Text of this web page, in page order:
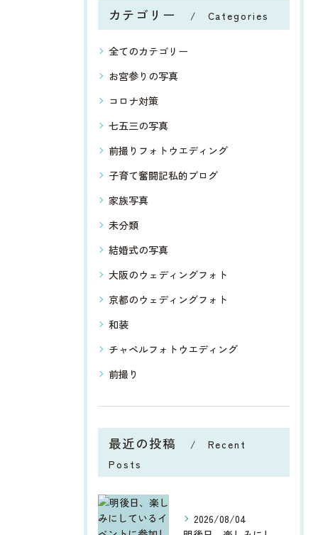
カテゴリー Categories
全てのカテゴリー
お宮参りの写真
コロナ対策
七五三の写真
前撮りフォトウエディング
子育て奮闘記私的ブログ
家族写真
未分類
結婚式の写真
大阪のウェディングフォト
京都のウェディングフォト
和装
チャペルフォトウエディング
前撮り
最近の投稿
Recent
Posts
2026/08/04